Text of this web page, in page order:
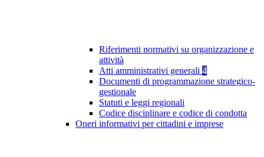
Riferimenti normativi su organizzazione e
attività
Atti amministrativi generali 4
Documenti di programmazione strategico-
gestionale
Statuti e leggi regionali
Codice disciplinare e codice di condotta
Oneri informativi per cittadini e imprese